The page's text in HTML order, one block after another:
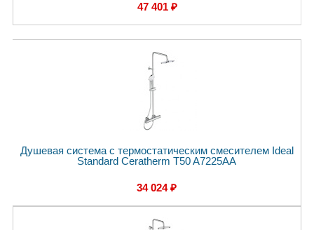
47 401 ₽
Душевая система с термостатическим смесителем Ideal
Standard Ceratherm T50 A7225AA
34 024 ₽